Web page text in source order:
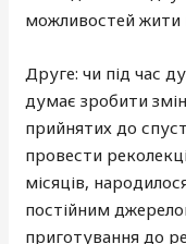
можливостей жити
Друге: чи під час
думає зробити
прийнятих до
провести
місяців,
постійним
приготування до